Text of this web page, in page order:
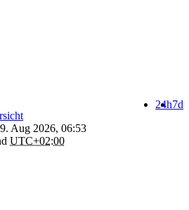
7d
24h
Aug 2026, 06:53
UTC+02:00